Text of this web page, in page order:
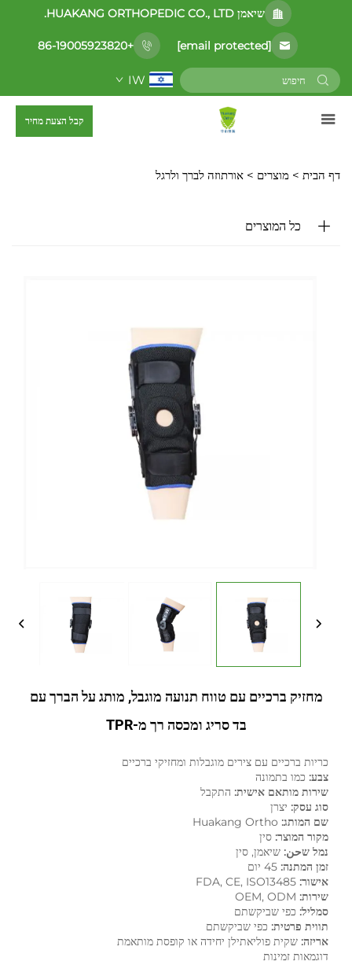
שיאמן HUAKANG ORTHOPEDIC CO., LTD.
[email protected]
+86-19005923820
IW
קבל הצעת מחיר
דף הבית > מוצרים > אורתוזה לברך ולרגל
כל המוצרים
מחזיק ברכיים עם טווח תנועה מוגבל, מותג על הברך עם
בד סריג ומכסה רך מ-TPR
כריות ברכיים עם צירים מוגבלות ומחזיקי ברכיים
צבע: כמו בתמונה
שירות מותאם אישית: התקבל
סוג עסק: יצרן
שם המותג: Huakang Ortho
מקור המוצר: סין
נמל שحن: שיאמן, סין
זמן המתנה: 45 יום
אישור: FDA, CE, ISO13485
שירות: OEM, ODM
סמליל: כפי שביקשתם
תווית פרטית: כפי שביקשתם
אריזה: שקית פוליאתילן יחידה או קופסת מותאמת
דוגמאות זמינות